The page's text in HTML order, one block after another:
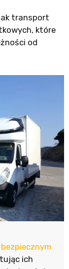
transport
które
od
bezpiecznym
ich